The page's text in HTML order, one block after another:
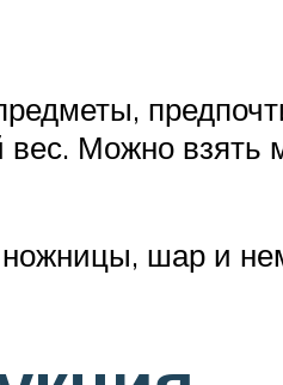
вес. Можно
шар и